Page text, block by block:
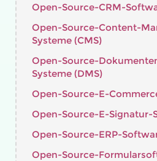
Open-Source-CRM-
Open-Source-Content-
Systeme (CMS)
Open-Source-
Systeme (DMS)
Open-Source-E-
Open-Source-E-Signatur-
Open-Source-ERP-
Open-Source-